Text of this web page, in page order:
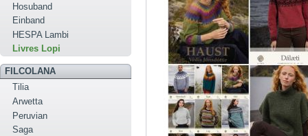
Hosuband
Einband
HESPA Lambi
Livres Lopi
FILCOLANA
Tilia
Arwetta
Peruvian
Saga